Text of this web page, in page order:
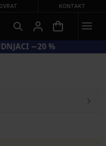
KONTAKT
−20 %